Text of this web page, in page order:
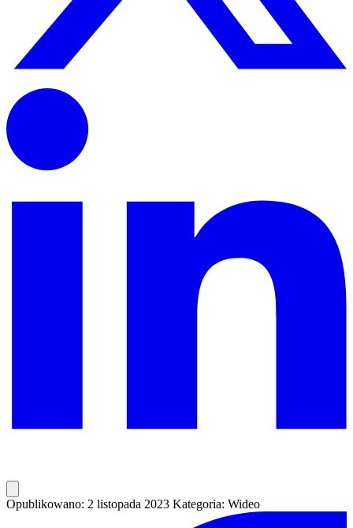
Opublikowano: 2 listopada 2023 Kategoria: Wideo